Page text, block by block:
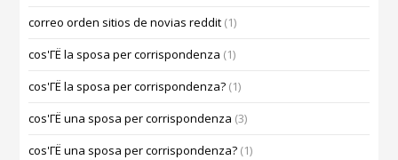
correo orden sitios de novias reddit (1)
cos'ГЁ la sposa per corrispondenza (1)
cos'ГЁ la sposa per corrispondenza? (1)
cos'ГЁ una sposa per corrispondenza (3)
cos'ГЁ una sposa per corrispondenza? (1)